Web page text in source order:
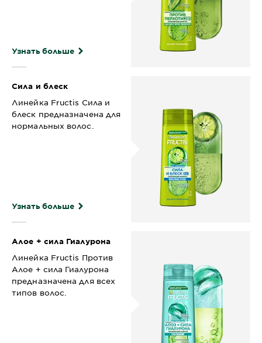
Узнать больше
Сила и блеск
Линейка Fructis Сила и
блеск предназначена для
нормальных волос.
Узнать больше
Алое + сила Гиалурона
Линейка Fructis Против
Алое + сила Гиалурона
предназначена для всех
типов волос.